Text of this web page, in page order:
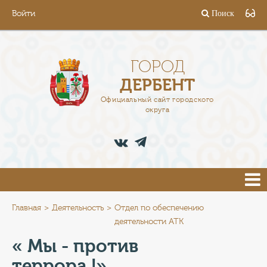
Войти Поиск
ГОРОД
ДЕРБЕНТ
Официальный сайт городского
округа
АДМИНИСТРАЦИЯ
ПРЕСС-ЦЕНТР
ТУРИСТАМ
Главная Деятельность
Отдел по обеспечению
деятельности АТК
« Мы - против